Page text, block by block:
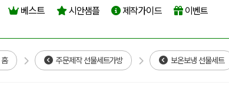
베스트 시안샘플 제작가이드 이벤트
주문제작 선물세트가방 보온보냉 선물세트